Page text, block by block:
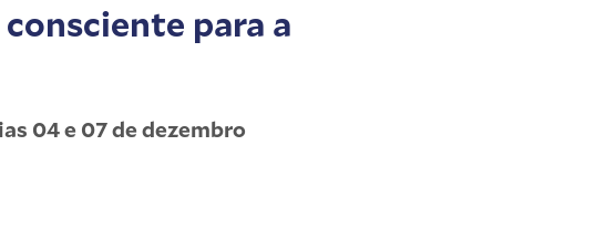
para a
04 e 07 de dezembro